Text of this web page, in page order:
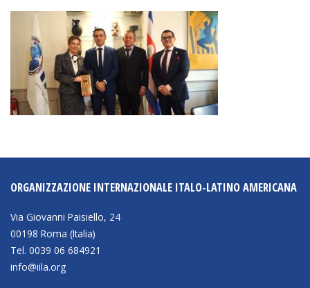
ORGANIZZAZIONE INTERNAZIONALE ITALO-LATINO AMERICANA
Via Giovanni Paisiello, 24
00198 Roma (Italia)
Tel. 0039 06 684921
info@iila.org